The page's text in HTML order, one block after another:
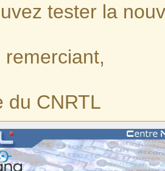
tester la
remerciant,
du CNRTL